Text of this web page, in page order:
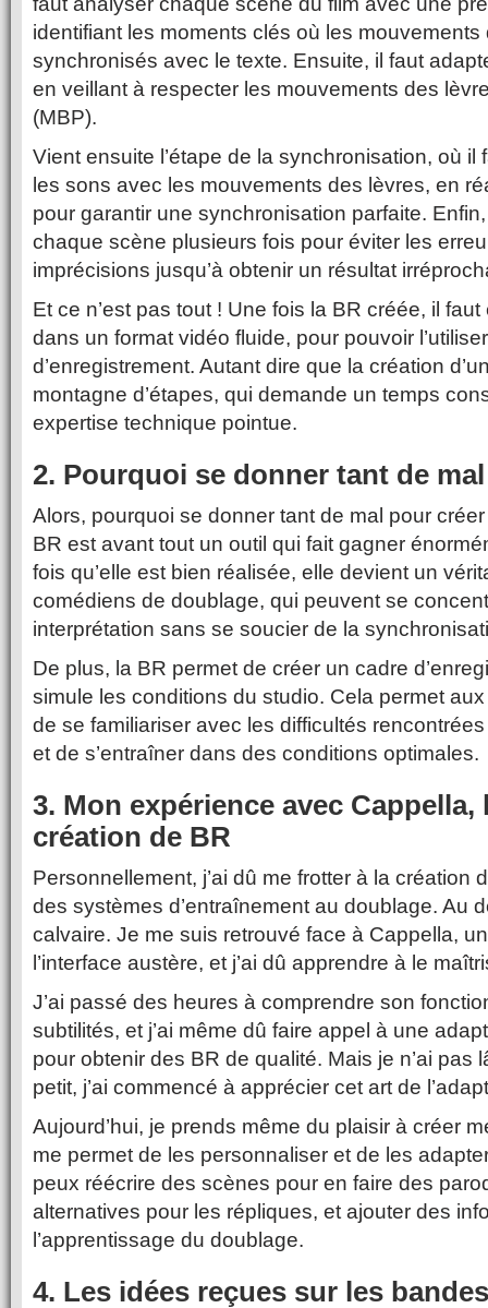
identifiant les moments clés où les
synchronisés avec le texte. Ensuite, il faut
en veillant à respecter les mouvements des
(MBP).
Vient ensuite l’étape de la synchronisation, où il
les sons avec les mouvements des lèvres, en
pour garantir une synchronisation parfaite.
chaque scène plusieurs fois pour éviter les
imprécisions jusqu’à obtenir un résultat
Et ce n’est pas tout ! Une fois la BR créée, il
dans un format vidéo fluide, pour pouvoir
d’enregistrement. Autant dire que la création
montagne d’étapes, qui demande un temps
expertise technique pointue.
2. Pourquoi se donner tant de
Alors, pourquoi se donner tant de mal pour
BR est avant tout un outil qui fait gagner
fois qu’elle est bien réalisée, elle devient un
comédiens de doublage, qui peuvent se
interprétation sans se soucier de la
De plus, la BR permet de créer un cadre
simule les conditions du studio. Cela permet
de se familiariser avec les difficultés
et de s’entraîner dans des conditions optimales.
3. Mon expérience avec Cappella,
création de BR
Personnellement, j’ai dû me frotter à la création
des systèmes d’entraînement au doublage. Au
calvaire. Je me suis retrouvé face à Cappella,
l’interface austère, et j’ai dû apprendre à le
J’ai passé des heures à comprendre son
subtilités, et j’ai même dû faire appel à une
pour obtenir des BR de qualité. Mais je n’ai pas
petit, j’ai commencé à apprécier cet art de
Aujourd’hui, je prends même du plaisir à créer
me permet de les personnaliser et de les
peux réécrire des scènes pour en faire des
alternatives pour les répliques, et ajouter des
l’apprentissage du doublage.
4. Les idées reçues sur les